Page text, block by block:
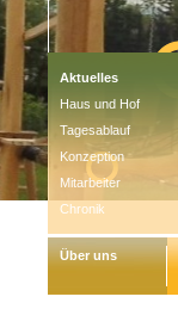
Über uns
Aktuelles
Haus und Hof
Tagesablauf
Konzeption
Mitarbeiter
Chronik